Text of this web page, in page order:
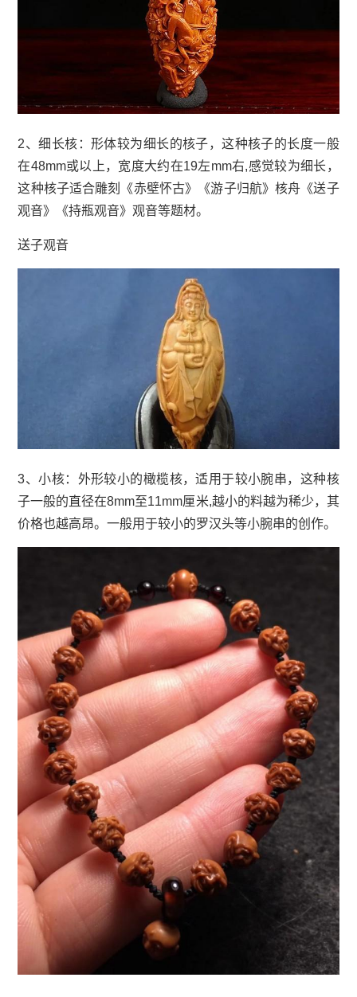
2、细长核：形体较为细长的核子，这种核子的长度一般
在48mm或以上，宽度大约在19左mm右,感觉较为细长，
这种核子适合雕刻《赤壁怀古》《游子归航》核舟《送子
观音》《持瓶观音》观音等题材。
送子观音
3、小核：外形较小的橄榄核，适用于较小腕串，这种核
子一般的直径在8mm至11mm厘米,越小的料越为稀少，其
价格也越高昂。一般用于较小的罗汉头等小腕串的创作。